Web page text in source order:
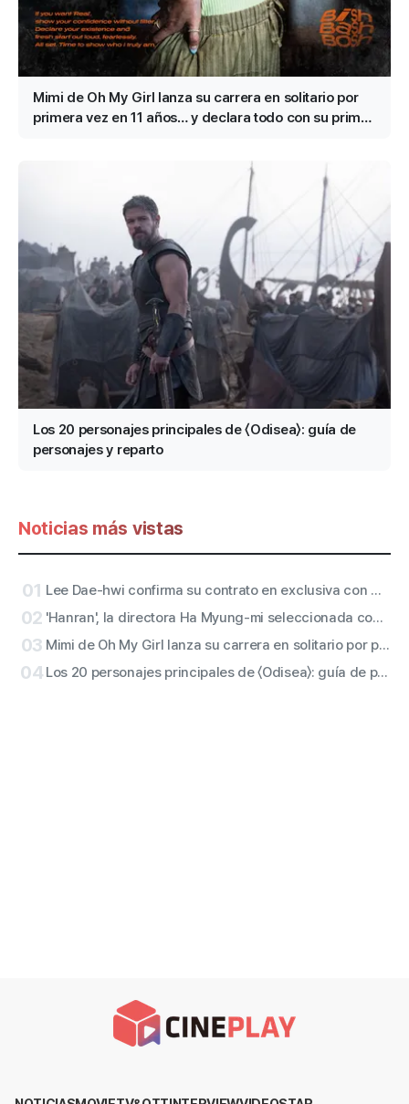
Mimi de Oh My Girl lanza su carrera en solitario por
primera vez en 11 años… y declara todo con su primer
Los 20 personajes principales de 〈Odisea〉: guía de
personajes y reparto
Noticias más vistas
01 Lee Dae-hwi confirma su contrato en exclusiva con Off The Record, sello bajo Wakeone… comienza un segundo acto en solitario como artista todoterreno
02 'Hanran', la directora Ha Myung-mi seleccionada como productora Bechdelian del año en Filmoteca
03 Mimi de Oh My Girl lanza su carrera en solitario por primera vez en 11 años… y declara todo con su primer single 'Bish Bash Bosh'
04 Los 20 personajes principales de 〈Odisea〉: guía de personajes y reparto